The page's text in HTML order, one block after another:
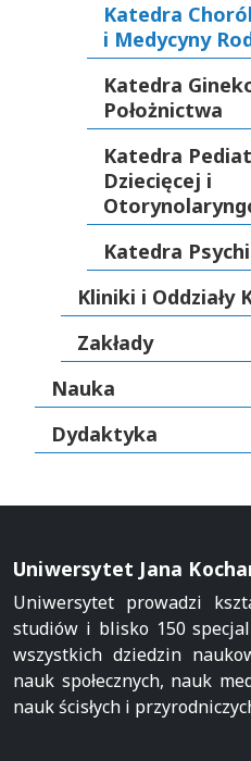
Katedra
i Medycyny
Katedra
Położnictwa
Katedra
Dziecięcej i
Katedra
Kliniki i Oddziały
Zakłady
Nauka
Dydaktyka
Uniwersytet Jana
Uniwersytet prowadzi
studiów i blisko 150
wszystkich dziedzin
nauk społecznych, nauk
nauk ścisłych i